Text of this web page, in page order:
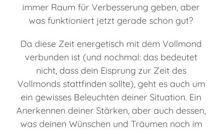
immer Raum für Verbesserung geben, aber
was funktioniert jetzt gerade schon gut?
Da diese Zeit energetisch mit dem Vollmond
verbunden ist (und nochmal: das bedeutet
nicht, dass dein Eisprung zur Zeit des
Vollmonds stattfinden sollte), geht es auch um
ein gewisses Beleuchten deiner Situation. Ein
Anerkennen deiner Stärken, aber auch dessen,
was deinen Wünschen und Träumen noch im